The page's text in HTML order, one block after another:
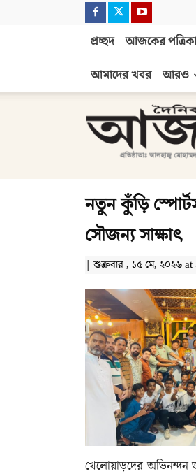
প্রচ্ছদ আজকের পত্রিকা
আমাদের খবর
আরও
আজাদী
নতুন কুঁড়ি
সৌজন্য সাক্ষাৎ
| শুক্রবার , ১৫ মে, ২০২৬ at
খেলোয়াড়দের অভিনন্দন